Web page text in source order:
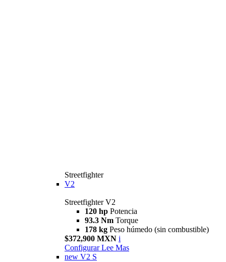
Streetfighter
V2
Streetfighter V2
120 hp Potencia
93.3 Nm Torque
178 kg Peso húmedo (sin combustible)
$372,900 MXN i
Configurar Lee Mas
new V2 S